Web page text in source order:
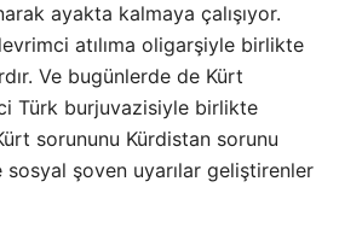
ayakta kalmaya çalışıyor.
atılıma oligarşiyle birlikte
Ve bugünlerde de Kürt
Türk burjuvazisiyle birlikte
sorununu Kürdistan sorunu
sosyal şoven uyarılar geliştirenler